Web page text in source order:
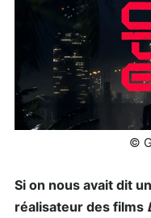
©
Si on nous avait dit
réalisateur des films